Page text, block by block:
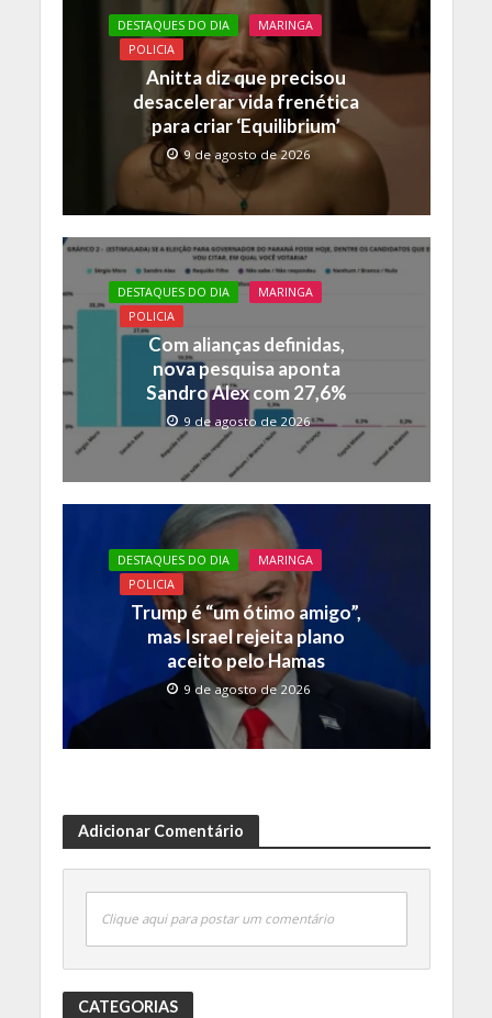
o
o
A
p
p
Li
n
k
DESTAQUES DO DIA
MARINGA
POLICIA
Anitta diz que precisou
desacelerar vida frenética
para criar ‘Equilibrium’
9 de agosto de 2026
DESTAQUES DO DIA
MARINGA
POLICIA
Com alianças definidas,
nova pesquisa aponta
Sandro Alex com 27,6%
9 de agosto de 2026
DESTAQUES DO DIA
MARINGA
POLICIA
Trump é “um ótimo amigo”,
mas Israel rejeita plano
aceito pelo Hamas
9 de agosto de 2026
Adicionar Comentário
Clique aqui para postar um comentário
CATEGORIAS